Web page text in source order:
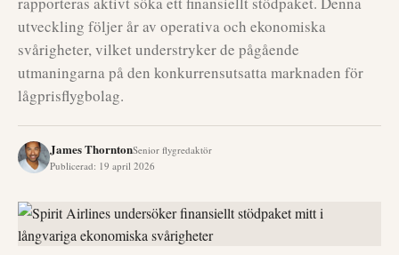
utveckling följer år av operativa och ekonomiska
svårigheter, vilket understryker de pågående
utmaningarna på den konkurrensutsatta marknaden för
lågprisflygbolag.
James ThorntonSenior flygredaktör
Publicerad: 19 april 2026